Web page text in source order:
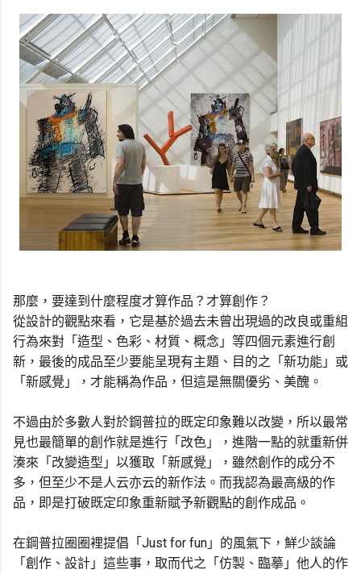
那麼，要達到什麼程度才算作品？才算創作？
從設計的觀點來看，它是基於過去未曾出現過的改良或重組
行為來對「造型、色彩、材質、概念」等四個元素進行創
新，最後的成品至少要能呈現有主題、目的之「新功能」或
「新感覺」，才能稱為作品，但這是無關優劣、美醜。
不過由於多數人對於鋼普拉的既定印象難以改變，所以最常
見也最簡單的創作就是進行「改色」，進階一點的就重新併
湊來「改變造型」以獲取「新感覺」，雖然創作的成分不
多，但至少不是人云亦云的新作法。而我認為最高級的作
品，即是打破既定印象重新賦予新觀點的創作成品。
在鋼普拉圈圈裡提倡「Just for fun」的風氣下，鮮少談論
「創作、設計」這些事，取而代之「仿製、臨摹」他人的作